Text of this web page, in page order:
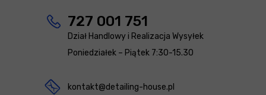
727 001 751
Dział Handlowy i Realizacja Wysyłek
Poniedziałek – Piątek 7:30-15.30
kontakt@detailing-house.pl